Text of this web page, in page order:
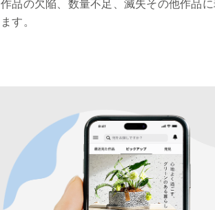
作品の欠陥、数量不足、滅失その他作品
ます。